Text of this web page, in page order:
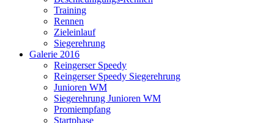
Training
Rennen
Zieleinlauf
Siegerehrung
Galerie 2016
Reingerser Speedy
Reingerser Speedy Siegerehrung
Junioren WM
Siegerehrung Junioren WM
Promiempfang
Startphase